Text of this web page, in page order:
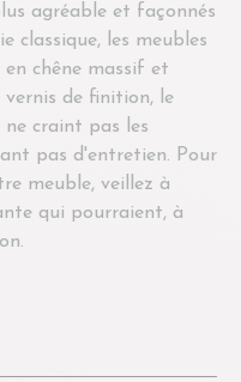
agréable et façonnés
classique, les meubles
chêne massif et
vernis de finition, le
craint pas les
pas d'entretien. Pour
meuble, veillez à
qui pourraient, à